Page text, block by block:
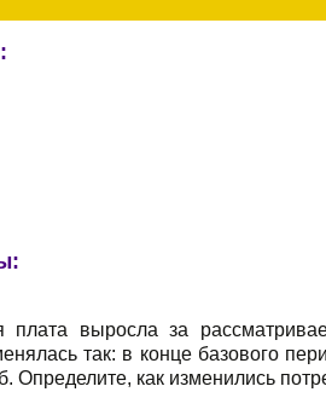
плата выросла за
так: в конце базового
Определите, как изменились